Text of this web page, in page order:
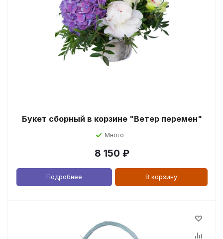
Букет сборный в корзине "Ветер перемен"
Много
8 150 ₽
Подробнее В корзину